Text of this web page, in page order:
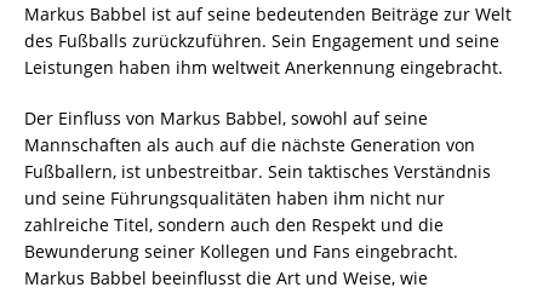
Markus Babbel ist auf seine bedeutenden Beiträge zur Welt
des Fußballs zurückzuführen. Sein Engagement und seine
Leistungen haben ihm weltweit Anerkennung eingebracht.
Der Einfluss von Markus Babbel, sowohl auf seine
Mannschaften als auch auf die nächste Generation von
Fußballern, ist unbestreitbar. Sein taktisches Verständnis
und seine Führungsqualitäten haben ihm nicht nur
zahlreiche Titel, sondern auch den Respekt und die
Bewunderung seiner Kollegen und Fans eingebracht.
Markus Babbel beeinflusst die Art und Weise, wie